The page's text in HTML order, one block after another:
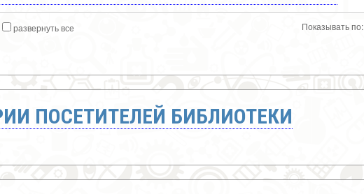
развернуть все Показывать по:
ПОСЕТИТЕЛЕЙ БИБЛИОТЕКИ